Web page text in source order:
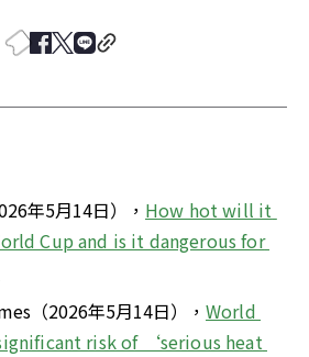
年5月14日）， How hot will it
Cup and is it dangerous for
（2026年5月14日）， World
risk of ‘serious heat